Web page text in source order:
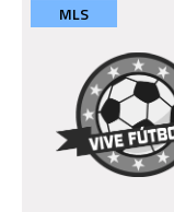
MLS